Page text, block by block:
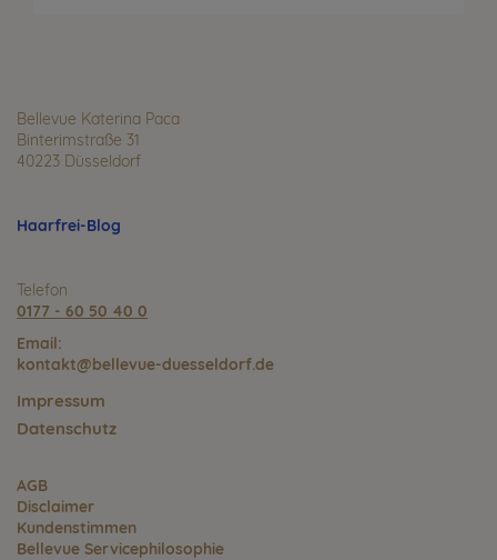
Bellevue Katerina Paca
Binterimstraße 31
40223 Düsseldorf
Haarfrei-Blog
Telefon
0177 - 60 50 40 0
Email:
kontakt@bellevue-duesseldorf.de
Impressum
Datenschutz
AGB
Disclaimer
Kundenstimmen
Bellevue Servicephilosophie